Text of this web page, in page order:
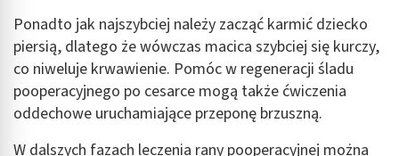
Ponadto jak najszybciej należy zacząć karmić dziecko
piersią, dlatego że wówczas macica szybciej się kurczy,
co niweluje krwawienie. Pomóc w regeneracji śladu
pooperacyjnego po cesarce mogą także ćwiczenia
oddechowe uruchamiające przeponę brzuszną.
W dalszych fazach leczenia rany pooperacyjnej można